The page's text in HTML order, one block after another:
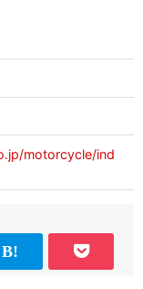
motorcycle/ind